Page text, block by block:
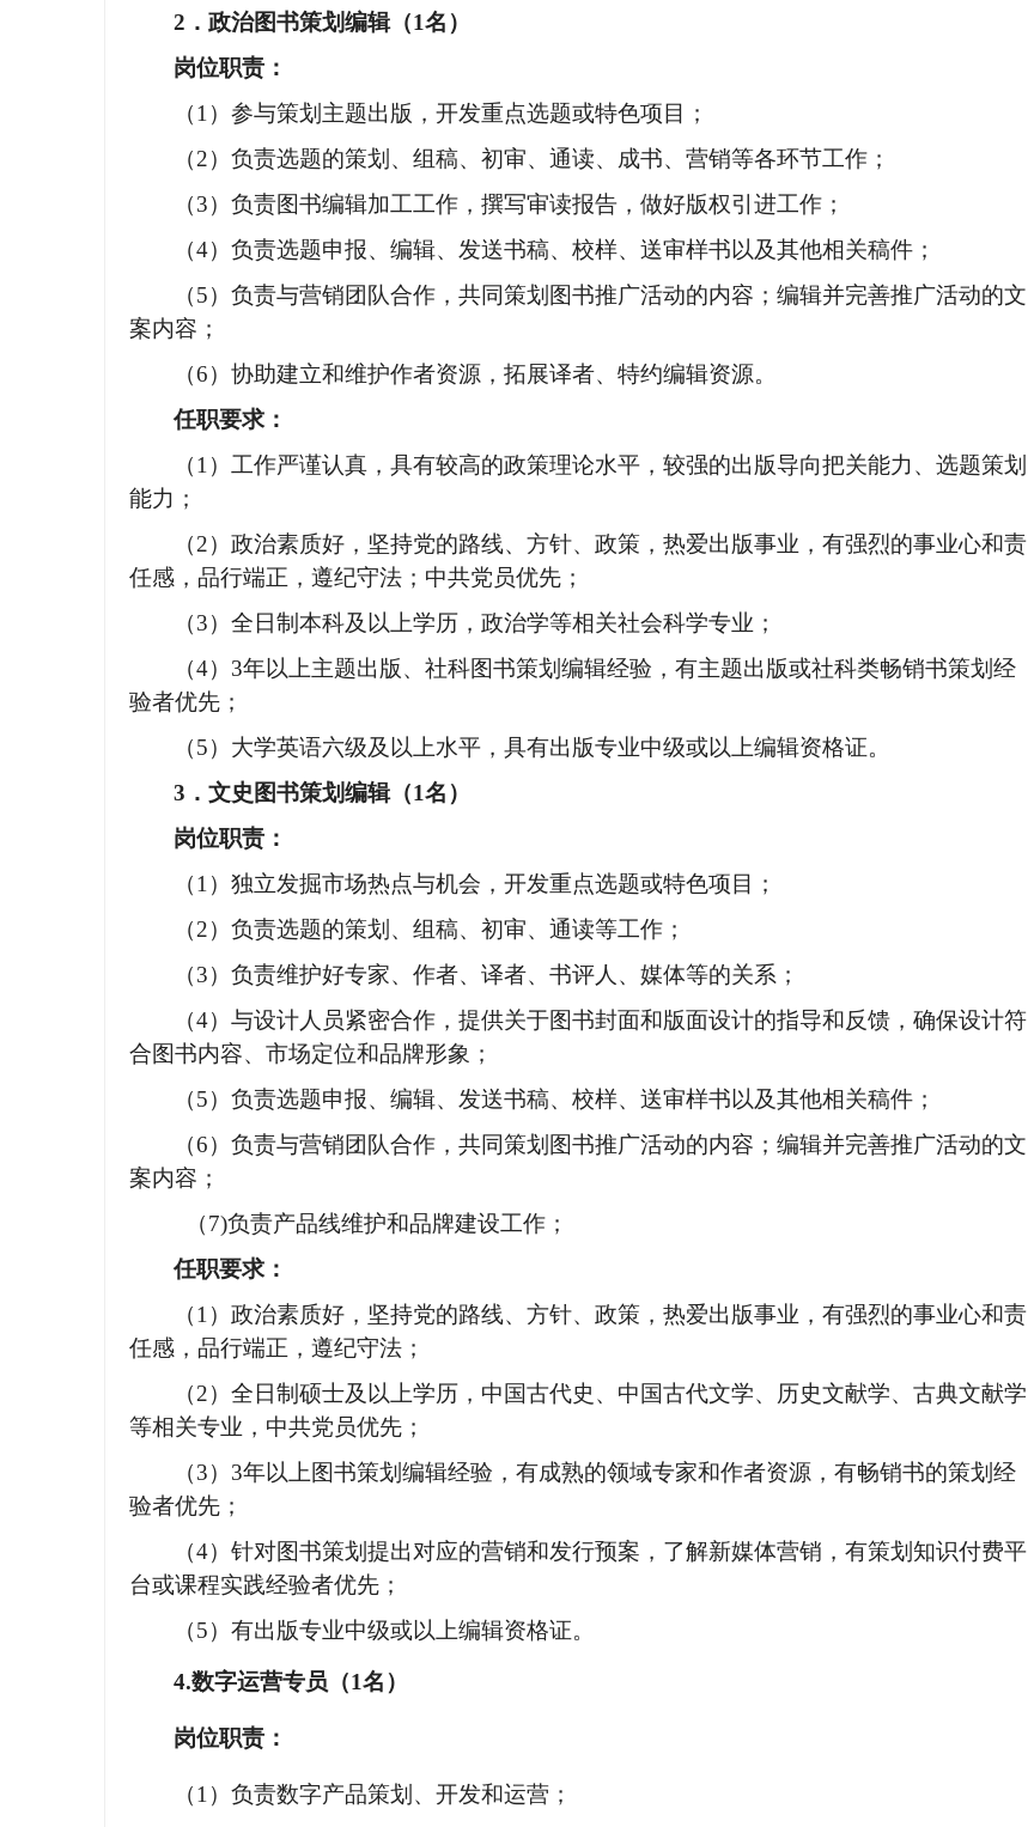
2． 政治图书策划编辑（1名）
岗位职责：
（1）参与策划主题出版，开发重点选题或特色项目；
（2）负责选题的策划、组稿、初审、通读、成书、营销等各环节工作；
（3）负责图书编辑加工工作，撰写审读报告，做好版权引进工作；
（4）负责选题申报、编辑、发送书稿、校样、送审样书以及其他相关稿件；
（5）负责与营销团队合作，共同策划图书推广活动的内容；编辑并完善推广活动的文
案内容；
（6）协助建立和维护作者资源，拓展译者、特约编辑资源。
任职要求：
（1）工作严谨认真，具有较高的政策理论水平，较强的出版导向把关能力、选题策划
能力；
（2）政治素质好，坚持党的路线、方针、政策，热爱出版事业，有强烈的事业心和责
任感，品行端正，遵纪守法；中共党员优先；
（3）全日制本科及以上学历，政治学等相关社会科学专业；
（4）3年以上主题出版、社科图书策划编辑经验，有主题出版或社科类畅销书策划经
验者优先；
（5）大学英语六级及以上水平，具有出版专业中级或以上编辑资格证。
3． 文史图书策划编辑（1名）
岗位职责：
（1）独立发掘市场热点与机会，开发重点选题或特色项目；
（2）负责选题的策划、组稿、初审、通读等工作；
（3）负责维护好专家、作者、译者、书评人、媒体等的关系；
（4）与设计人员紧密合作，提供关于图书封面和版面设计的指导和反馈，确保设计符
合图书内容、市场定位和品牌形象；
（5）负责选题申报、编辑、发送书稿、校样、送审样书以及其他相关稿件；
（6）负责与营销团队合作，共同策划图书推广活动的内容；编辑并完善推广活动的文
案内容；
（7)负责产品线维护和品牌建设工作；
任职要求：
（1）政治素质好，坚持党的路线、方针、政策，热爱出版事业，有强烈的事业心和责
任感，品行端正，遵纪守法；
（2）全日制硕士及以上学历，中国古代史、中国古代文学、历史文献学、古典文献学
等相关专业，中共党员优先；
（3）3年以上图书策划编辑经验，有成熟的领域专家和作者资源， 有畅销书的策划经
验者优先；
（4）针对图书策划提出对应的营销和发行预案，了解新媒体营销，有策划知识付费平
台或课程实践经验者优先；
（5）有出版专业中级或以上编辑资格证。
4.数字运营专员 （1名）
岗位职责：
（1）负责数字产品策划、开发和运营；